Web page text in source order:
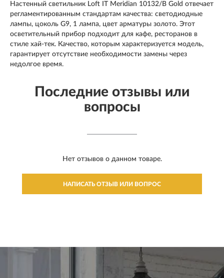
Настенный светильник Loft IT Meridian 10132/B Gold отвечает
регламентированным стандартам качества: светодиодные
лампы, цоколь G9, 1 лампа, цвет арматуры золото. Этот
осветительный прибор подходит для кафе, ресторанов в
стиле хай-тек. Качество, которым характеризуется модель,
гарантирует отсутствие необходимости замены через
недолгое время.
Последние отзывы или
вопросы
Нет отзывов о данном товаре.
НАПИСАТЬ ОТЗЫВ ИЛИ ВОПРОС